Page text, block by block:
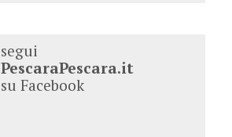
segui
PescaraPescara.it
su Facebook